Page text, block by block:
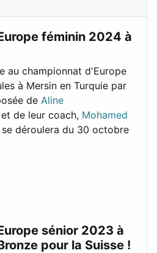
féminin 2024 à
au championnat d'Europe
à Mersin en Turquie par
de Aline
et de leur coach, Mohamed
déroulera du 30 octobre
sénior 2023 à
pour la Suisse !